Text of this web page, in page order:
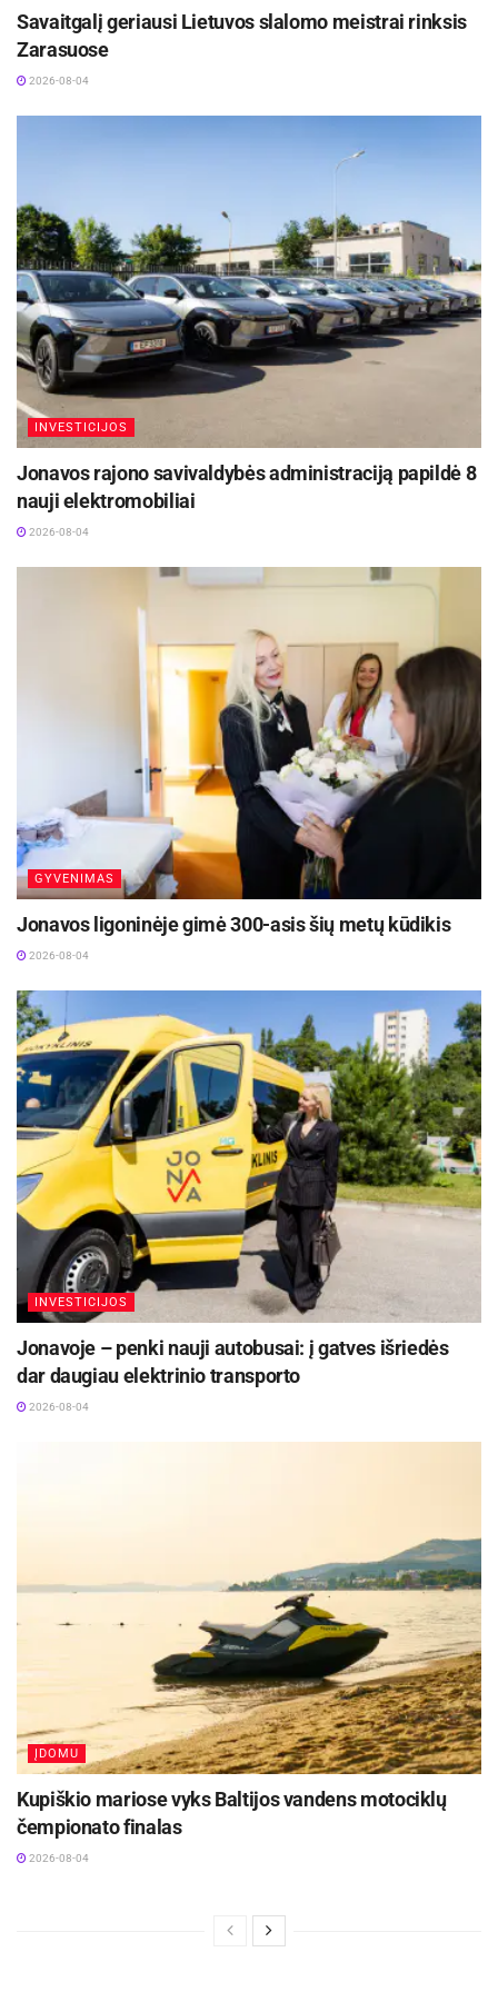
Savaitgalį geriausi Lietuvos slalomo meistrai rinksis
Zarasuose
2026-08-04
INVESTICIJOS
Jonavos rajono savivaldybės administraciją papildė 8
nauji elektromobiliai
2026-08-04
GYVENIMAS
Jonavos ligoninėje gimė 300-asis šių metų kūdikis
2026-08-04
INVESTICIJOS
Jonavoje – penki nauji autobusai: į gatves išriedės
dar daugiau elektrinio transporto
2026-08-04
ĮDOMU
Kupiškio mariose vyks Baltijos vandens motociklų
čempionato finalas
2026-08-04